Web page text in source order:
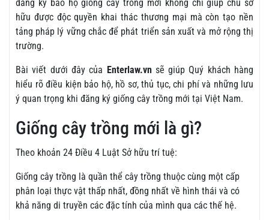
đăng ký bảo hộ giống cây trồng mới không chỉ giúp chủ sở
hữu được độc quyền khai thác thương mại mà còn tạo nền
tảng pháp lý vững chắc để phát triển sản xuất và mở rộng thị
trường.
Bài viết dưới đây của Enterlaw.vn sẽ giúp Quý khách hàng
hiểu rõ điều kiện bảo hộ, hồ sơ, thủ tục, chi phí và những lưu
ý quan trọng khi đăng ký giống cây trồng mới tại Việt Nam.
Giống cây trồng mới là gì?
Theo khoản 24 Điều 4 Luật Sở hữu trí tuệ:
Giống cây trồng là quần thể cây trồng thuộc cùng một cấp
phân loại thực vật thấp nhất, đồng nhất về hình thái và có
khả năng di truyền các đặc tính của mình qua các thế hệ.